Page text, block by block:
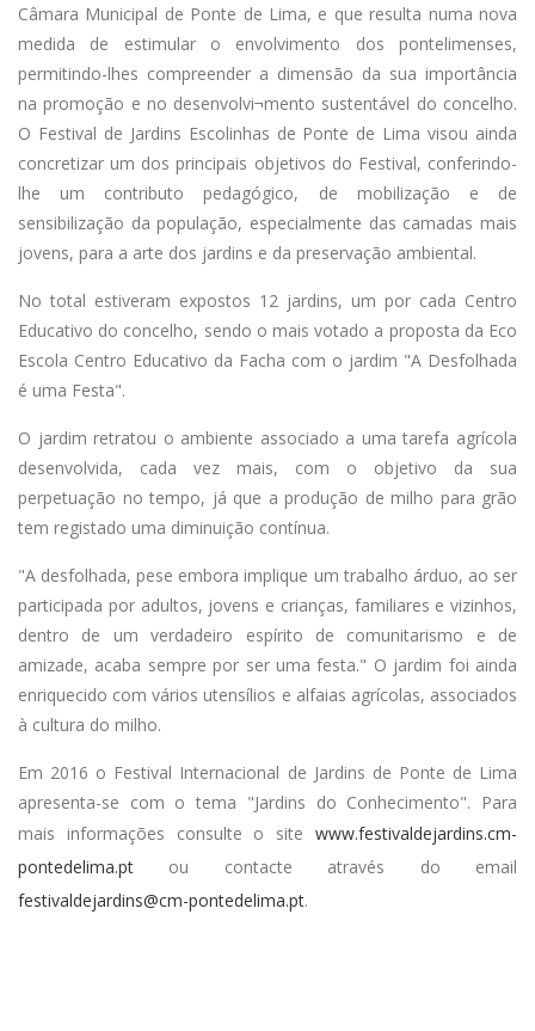
Câmara Municipal de Ponte de Lima, e que resulta numa nova
medida de estimular o envolvimento dos pontelimenses,
permitindo-lhes compreender a dimensão da sua importância
na promoção e no desenvolvi¬mento sustentável do concelho.
O Festival de Jardins Escolinhas de Ponte de Lima visou ainda
concretizar um dos principais objetivos do Festival, conferindo-
lhe um contributo pedagógico, de mobilização e de
sensibilização da população, especialmente das camadas mais
jovens, para a arte dos jardins e da preservação ambiental.
No total estiveram expostos 12 jardins, um por cada Centro
Educativo do concelho, sendo o mais votado a proposta da Eco
Escola Centro Educativo da Facha com o jardim "A Desfolhada
é uma Festa".
O jardim retratou o ambiente associado a uma tarefa agrícola
desenvolvida, cada vez mais, com o objetivo da sua
perpetuação no tempo, já que a produção de milho para grão
tem registado uma diminuição contínua.
"A desfolhada, pese embora implique um trabalho árduo, ao ser
participada por adultos, jovens e crianças, familiares e vizinhos,
dentro de um verdadeiro espírito de comunitarismo e de
amizade, acaba sempre por ser uma festa." O jardim foi ainda
enriquecido com vários utensílios e alfaias agrícolas, associados
à cultura do milho.
Em 2016 o Festival Internacional de Jardins de Ponte de Lima
apresenta-se com o tema "Jardins do Conhecimento". Para
mais informações consulte o site www.festivaldejardins.cm-
pontedelima.pt ou contacte através do email
festivaldejardins@cm-pontedelima.pt.